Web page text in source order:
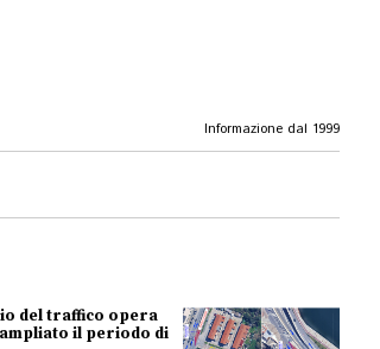
Informazione dal 1999
del traffico opera
ampliato il periodo di